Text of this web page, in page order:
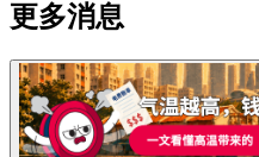
更多消息